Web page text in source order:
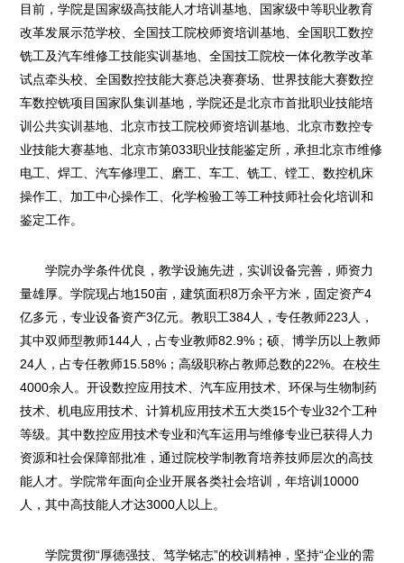
目前，学院是国家级高技能人才培训基地、国家级中等职业教育
改革发展示范学校、全国技工院校师资培训基地、全国职工数控
铣工及汽车维修工技能实训基地、全国技工院校一体化教学改革
试点牵头校、全国数控技能大赛总决赛赛场、世界技能大赛数控
车数控铣项目国家队集训基地，学院还是北京市首批职业技能培
训公共实训基地、北京市技工院校师资培训基地、北京市数控专
业技能大赛基地、北京市第033职业技能鉴定所，承担北京市维修
电工、焊工、汽车修理工、磨工、车工、铣工、镗工、数控机床
操作工、加工中心操作工、化学检验工等工种技师社会化培训和
鉴定工作。
学院办学条件优良，教学设施先进，实训设备完善，师资力
量雄厚。学院现占地150亩，建筑面积8万余平方米，固定资产4
亿多元，专业设备资产3亿元。教职工384人，专任教师223人，
其中双师型教师144人，占专业教师82.9%；硕、博学历以上教师
24人，占专任教师15.58%；高级职称占教师总数的22%。在校生
4000余人。开设数控应用技术、汽车应用技术、环保与生物制药
技术、机电应用技术、计算机应用技术五大类15个专业32个工种
等级。其中数控应用技术专业和汽车运用与维修专业已获得人力
资源和社会保障部批准，通过院校学制教育培养技师层次的高技
能人才。学院常年面向企业开展各类社会培训，年培训10000
人，其中高技能人才达3000人以上。
学院贯彻“厚德强技、笃学铭志”的校训精神，坚持“企业的需